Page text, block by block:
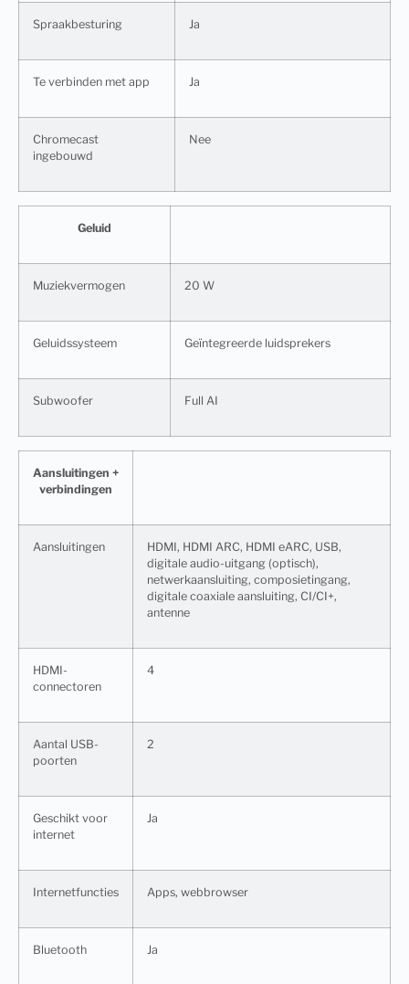
Spraakbesturing Ja
Te verbinden met app Ja
Chromecast
ingebouwd
Nee
Geluid
Muziekvermogen 20 W
Geluidssysteem Geïntegreerde luidsprekers
Subwoofer Full AI
Aansluitingen +
verbindingen
Aansluitingen
HDMI, HDMI ARC, HDMI eARC, USB,
digitale audio-uitgang (optisch),
netwerkaansluiting, composietingang,
digitale coaxiale aansluiting, CI/CI+,
antenne
HDMI-
connectoren
4
Aantal USB-
poorten
2
Geschikt voor
internet
Ja
Internetfuncties Apps, webbrowser
Bluetooth Ja